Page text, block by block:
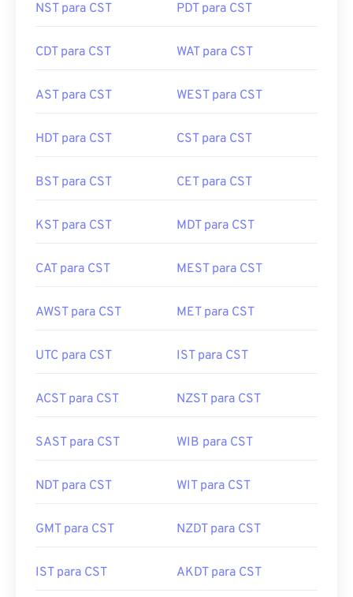
NST para CST PDT para CST
CDT para CST WAT para CST
AST para CST WEST para CST
HDT para CST CST para CST
BST para CST CET para CST
KST para CST MDT para CST
CAT para CST MEST para CST
AWST para CST MET para CST
UTC para CST IST para CST
ACST para CST NZST para CST
SAST para CST WIB para CST
NDT para CST WIT para CST
GMT para CST NZDT para CST
IST para CST AKDT para CST